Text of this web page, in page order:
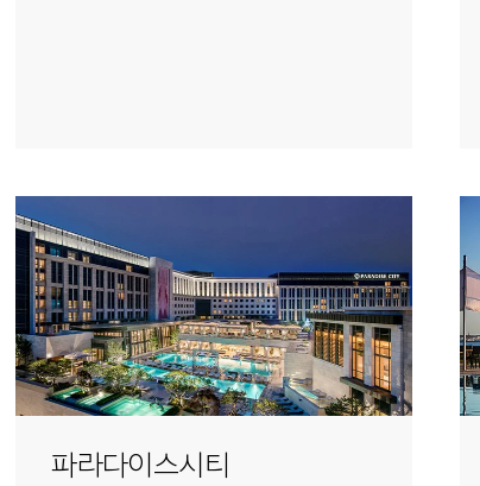
파라다이스시티